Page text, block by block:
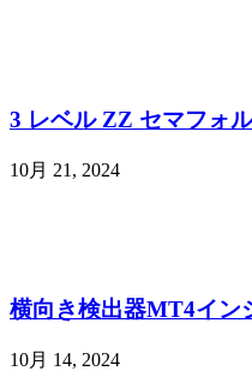
3 レベル ZZ セマフォ
10月 21, 2024
横向き検出器MT4イン
10月 14, 2024